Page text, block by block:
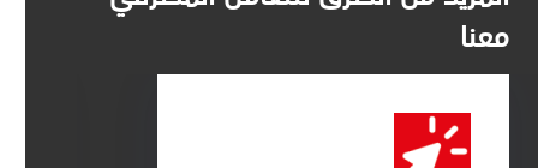
معنا